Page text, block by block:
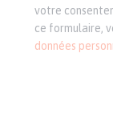
votre
ce formulaire,
données